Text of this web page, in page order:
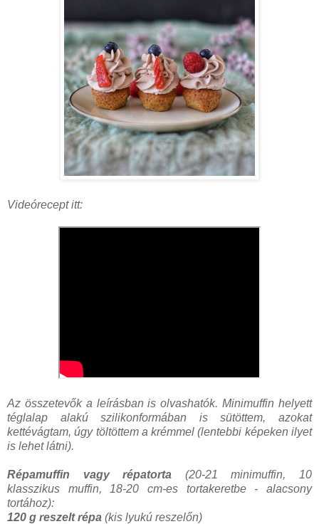
Videórecept itt:
Az összetevők a leírásban is olvashatók. Minimuffin helyett
téglalap alakú szilikonformában is sütöttem, azokat
kettévágtam, úgy töltöttem a krémmel (lentebbi képeken ilyet
is lehet látni).
Répamuffin vagy répatorta (20-21 minimuffin, 10
klasszikus muffin, 18-20 cm-es tortakeretbe - alacsony
tortához):
120 g reszelt répa (kis lyukú reszelőn)